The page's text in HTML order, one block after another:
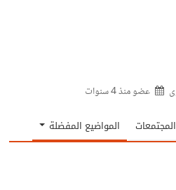
عضو منذ4 سنوات
المجتمعات المواضيع المفضلة